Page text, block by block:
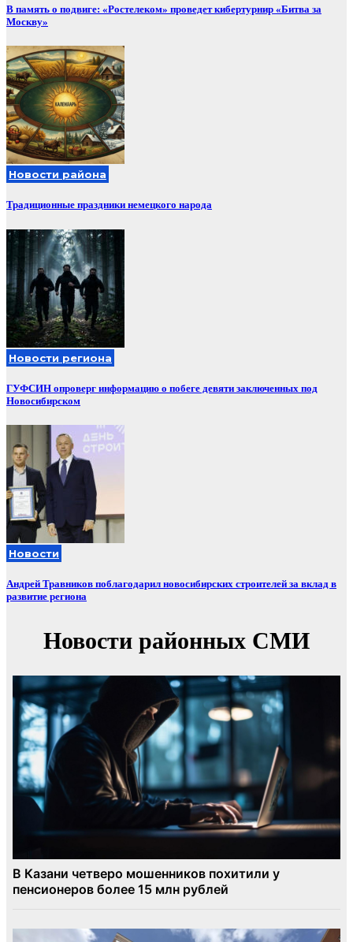
В память о подвиге: «Ростелеком» проведет кибертурнир «Битва за
Москву»
Новости района
Традиционные праздники немецкого народа
Новости региона
ГУФСИН опроверг информацию о побеге девяти заключенных под
Новосибирском
Новости
Андрей Травников поблагодарил новосибирских строителей за вклад в
развитие региона